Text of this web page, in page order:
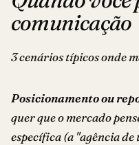
comunicação
3 cenários típicos onde
Posicionamento ou
quer que o mercado
específica (a "agência